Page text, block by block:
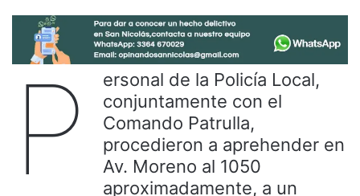
P
ersonal de la Policía Local,
conjuntamente con el
Comando Patrulla,
procedieron a aprehender en
Av. Moreno al 1050
aproximadamente, a un